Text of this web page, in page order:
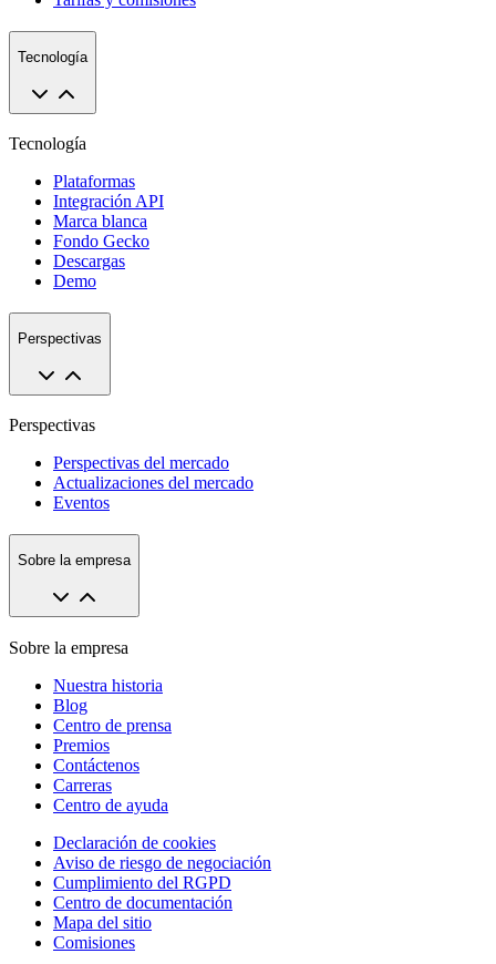
Tecnología
Tecnología
Plataformas
Integración API
Marca blanca
Fondo Gecko
Descargas
Demo
Perspectivas
Perspectivas
Perspectivas del mercado
Actualizaciones del mercado
Eventos
Sobre la empresa
Sobre la empresa
Nuestra historia
Blog
Centro de prensa
Premios
Contáctenos
Carreras
Centro de ayuda
Declaración de cookies
Aviso de riesgo de negociación
Cumplimiento del RGPD
Centro de documentación
Mapa del sitio
Comisiones